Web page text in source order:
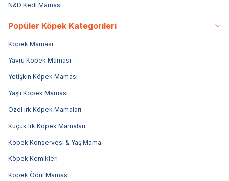
N&D Kedi Maması
Popüler Köpek Kategorileri
Köpek Maması
Yavru Köpek Maması
Yetişkin Köpek Maması
Yaşlı Köpek Maması
Özel Irk Köpek Mamaları
Küçük Irk Köpek Mamaları
Köpek Konservesi & Yaş Mama
Köpek Kemikleri
Köpek Ödül Maması